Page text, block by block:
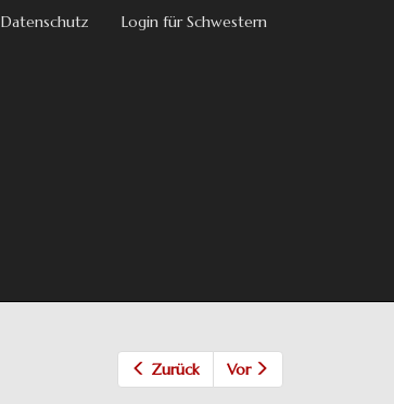
Datenschutz Login für Schwestern
Zurück Vor